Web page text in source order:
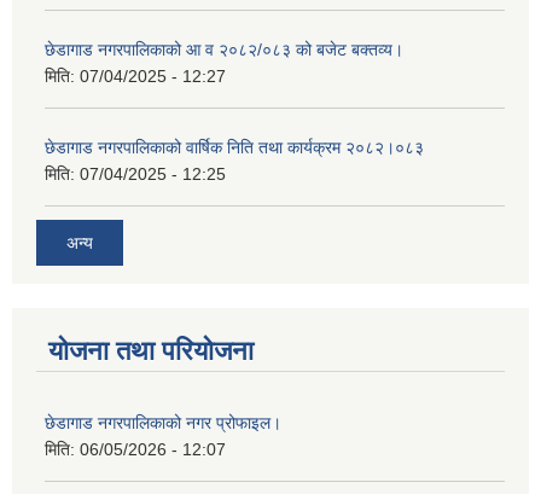
छेडागाड नगरपालिकाको आ व २०८२/०८३ को बजेट बक्तव्य।
मिति: 07/04/2025 - 12:27
छेडागाड नगरपालिकाको वार्षिक निति तथा कार्यक्रम २०८२।०८३
मिति: 07/04/2025 - 12:25
अन्य
योजना तथा परियोजना
छेडागाड नगरपालिकाको नगर प्रोफाइल।
मिति: 06/05/2026 - 12:07